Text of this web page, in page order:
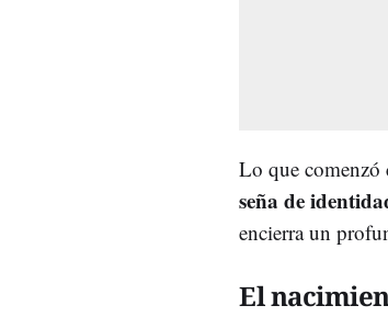
Lo que comenzó
seña de
encierra un
El